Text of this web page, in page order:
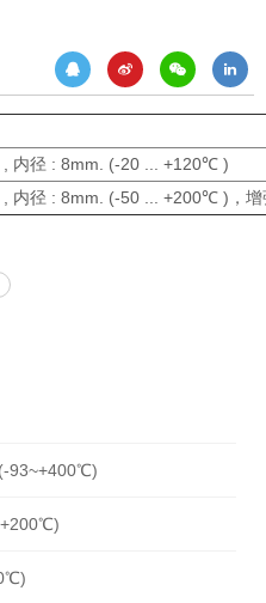
, 内径 : 8mm. (-20 ... +120℃ )
, 内径 : 8mm. (-50 ... +200℃ )，增
93~+400℃)